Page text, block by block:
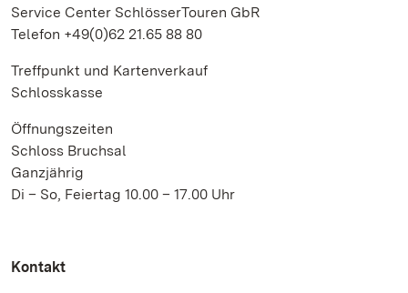
Service Center SchlösserTouren GbR
Telefon +49(0)62 21.65 88 80
Treffpunkt und Kartenverkauf
Schlosskasse
Öffnungszeiten
Schloss Bruchsal
Ganzjährig
Di – So, Feiertag 10.00 – 17.00 Uhr
Kontakt